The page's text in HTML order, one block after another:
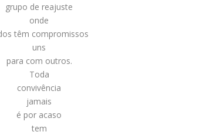
grupo de reajuste
onde
têm compromissos
uns
para com outros.
Toda
convivência
jamais
é por acaso
tem